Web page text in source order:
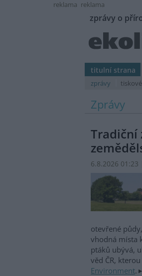
reklama reklama
zprávy o
titulní strana
zprávy
Zprávy
Tradiční
6.8.2026 01:23
otevřené
vhodná místa
ptáků ubývá,
věd ČR,
Environment.